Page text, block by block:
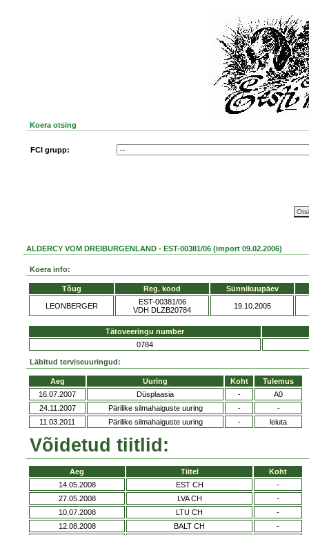
Koera otsing
FCI grupp:
ALDERCY VOM DREIBURGENLAND - EST-00381/06 (import 09.02.2006)
Koera info:
Tõug Reg. kood Sünnikuupäev
LEONBERGER
EST-00381/06
VDH DLZB20784
19.10.2005
Tätoveeringu number
0784
Läbitud terviseuuringud:
Aeg Uuring Koht
Tulemus
16.07.2007
Düsplaasia -
A0
24.11.2007
Pärilike silmahaiguste uuring -
-
11.03.2011
Pärilike silmahaiguste uuring - leiuta
Võidetud tiitlid:
Aeg Tiitel
Koht
14.05.2008
EST CH
-
27.05.2008
LVA CH
-
10.07.2008
LTU CH
-
12.08.2008
BALT CH
-